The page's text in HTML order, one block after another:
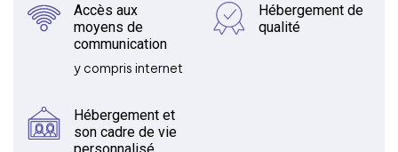
Accès aux
moyens de
communication
y compris internet
Hébergement de
qualité
Hébergement et
son cadre de vie
personnalisé